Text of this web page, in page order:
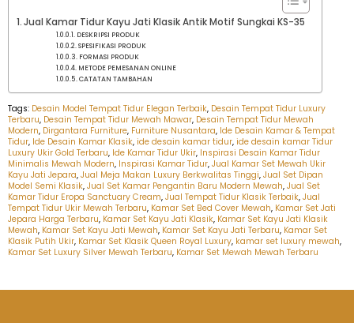
Jual Kamar Tidur Kayu Jati Klasik Antik Motif Sungkai KS-35
DESKRIPSI PRODUK
SPESIFIKASI PRODUK
FORMASI PRODUK
METODE PEMESANAN ONLINE
CATATAN TAMBAHAN
Tags: Desain Model Tempat Tidur Elegan Terbaik, Desain Tempat Tidur Luxury
Terbaru, Desain Tempat Tidur Mewah Mawar, Desain Tempat Tidur Mewah
Modern, Dirgantara Furniture, Furniture Nusantara, Ide Desain Kamar & Tempat
Tidur, Ide Desain Kamar Klasik, ide desain kamar tidur, ide desain kamar Tidur
Luxury Ukir Gold Terbaru, Ide Kamar Tidur Ukir, Inspirasi Desain Kamar Tidur
Minimalis Mewah Modern, Inspirasi Kamar Tidur, Jual Kamar Set Mewah Ukir
Kayu Jati Jepara, Jual Meja Makan Luxury Berkwalitas Tinggi, Jual Set Dipan
Model Semi Klasik, Jual Set Kamar Pengantin Baru Modern Mewah, Jual Set
Kamar Tidur Eropa Sanctuary Cream, Jual Tempat Tidur Klasik Terbaik, Jual
Tempat Tidur Ukir Mewah Terbaru, Kamar Set Bed Cover Mewah, Kamar Set Jati
Jepara Harga Terbaru, Kamar Set Kayu Jati Klasik, Kamar Set Kayu Jati Klasik
Mewah, Kamar Set Kayu Jati Mewah, Kamar Set Kayu Jati Terbaru, Kamar Set
Klasik Putih Ukir, Kamar Set Klasik Queen Royal Luxury, kamar set luxury mewah,
Kamar Set Luxury Silver Mewah Terbaru, Kamar Set Mewah Mewah Terbaru